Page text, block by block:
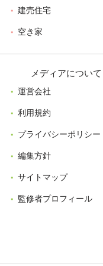
建売住宅
空き家
メディアについて
運営会社
利用規約
プライバシーポリシー
編集方針
サイトマップ
監修者プロフィール